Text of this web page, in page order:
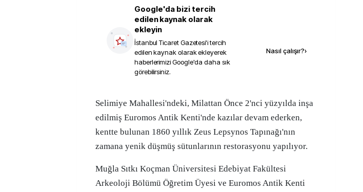
Google'da bizi tercih
edilen kaynak olarak
ekleyin
İstanbul Ticaret Gazetesi'i tercih
edilen kaynak olarak ekleyerek
haberlerimizi Google'da daha sık
görebilirsiniz.
Nasıl çalışır?›
Selimiye Mahallesi'ndeki, Milattan Önce 2'nci yüzyılda inşa
edilmiş Euromos Antik Kenti'nde kazılar devam ederken,
kentte bulunan 1860 yıllık Zeus Lepsynos Tapınağı'nın
zamana yenik düşmüş sütunlarının restorasyonu yapılıyor.
Muğla Sıtkı Koçman Üniversitesi Edebiyat Fakültesi
Arkeoloji Bölümü Öğretim Üyesi ve Euromos Antik Kenti